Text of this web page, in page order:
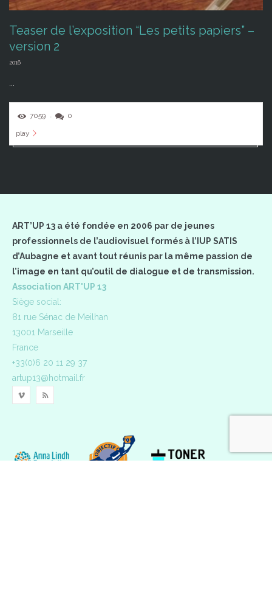
Teaser de l’exposition “Les petits papiers” –
version 2
2016
7059 0
play
ART’UP 13 a été fondée en 2006 par de jeunes
professionnels de l’audiovisuel formés à l’IUP SATIS
d’Aubagne et avant tout réunis par la même passion de
l’image en tant qu’outil de dialogue et de transmission.
Association ART'UP 13
Siège social:
81 rue Sénac de Meilhan
13001 Marseille
France
+33(0)6 20 11 29 37
artup13@hotmail.fr